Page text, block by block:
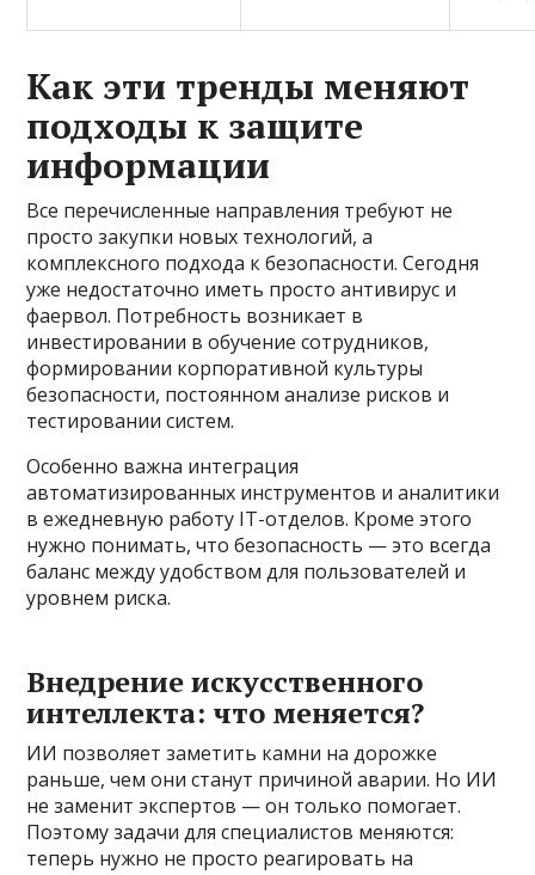
Как эти тренды меняют
подходы к защите
информации
Все перечисленные направления требуют не
просто закупки новых технологий, а
комплексного подхода к безопасности. Сегодня
уже недостаточно иметь просто антивирус и
фаервол. Потребность возникает в
инвестировании в обучение сотрудников,
формировании корпоративной культуры
безопасности, постоянном анализе рисков и
тестировании систем.
Особенно важна интеграция
автоматизированных инструментов и аналитики
в ежедневную работу IT-отделов. Кроме этого
нужно понимать, что безопасность — это всегда
баланс между удобством для пользователей и
уровнем риска.
Внедрение искусственного
интеллекта: что меняется?
ИИ позволяет заметить камни на дорожке
раньше, чем они станут причиной аварии. Но ИИ
не заменит экспертов — он только помогает.
Поэтому задачи для специалистов меняются:
теперь нужно не просто реагировать на